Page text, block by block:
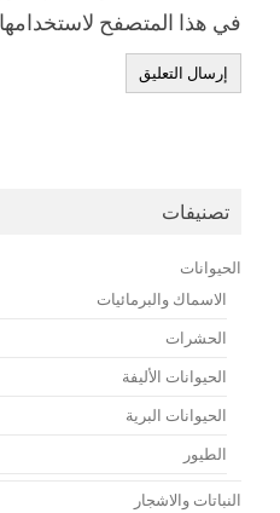
في هذا المتصفح
تصنيفات
الحيوانات
الاسماك والبرمائيات
الحشرات
الحيوانات الأليفة
الحيوانات البرية
الطيور
النباتات والاشجار